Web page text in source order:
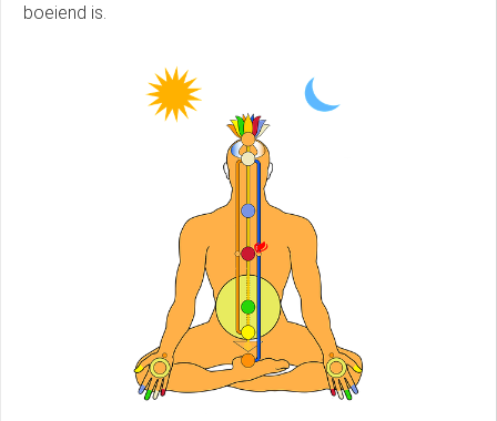
boeiend is.